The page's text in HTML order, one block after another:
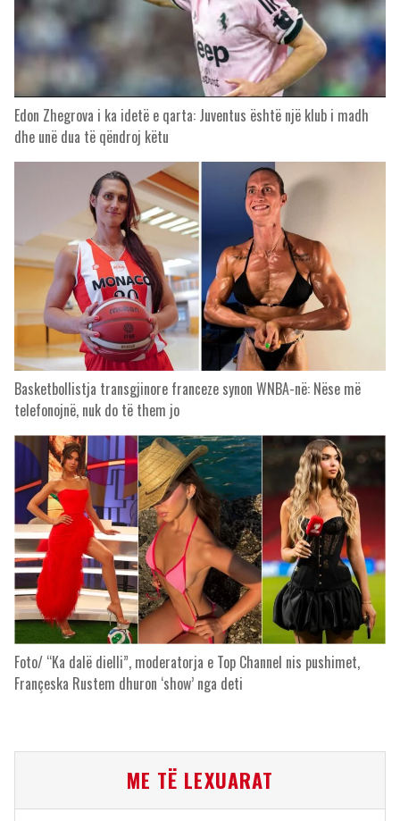
Edon Zhegrova i ka idetë e qarta: Juventus është një klub i madh
dhe unë dua të qëndroj këtu
Basketbollistja transgjinore franceze synon WNBA-në: Nëse më
telefonojnë, nuk do të them jo
Foto/ “Ka dalë dielli”, moderatorja e Top Channel nis pushimet,
Françeska Rustem dhuron ‘show’ nga deti
ME TË LEXUARAT